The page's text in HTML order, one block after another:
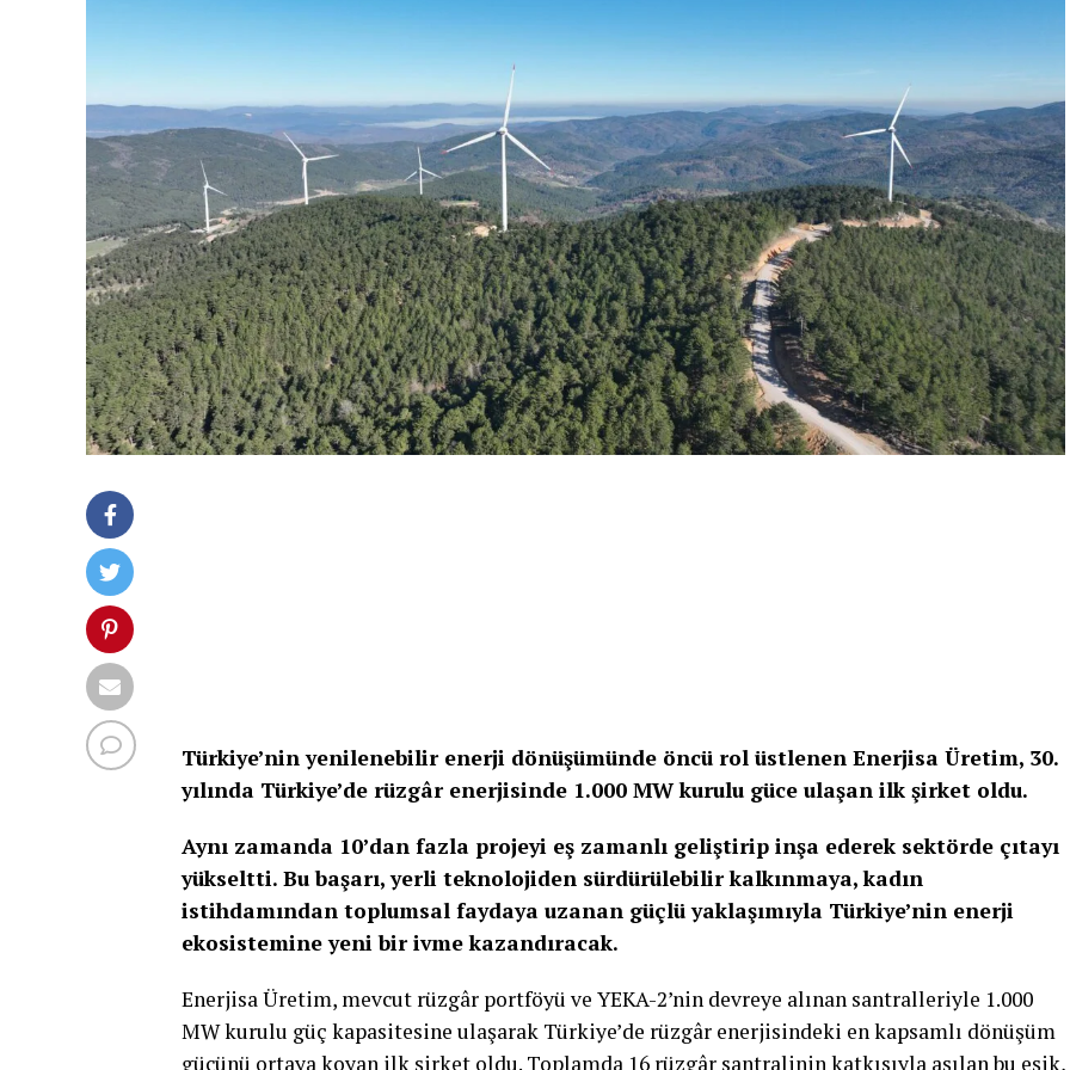
Türkiye’nin yenilenebilir enerji dönüşümünde öncü rol üstlenen Enerjisa Üretim, 30.
yılında Türkiye’de rüzgâr enerjisinde 1.000 MW kurulu güce ulaşan ilk şirket oldu.
Aynı zamanda 10’dan fazla projeyi eş zamanlı geliştirip inşa ederek sektörde çıtayı
yükseltti. Bu başarı, yerli teknolojiden sürdürülebilir kalkınmaya, kadın
istihdamından toplumsal faydaya uzanan güçlü yaklaşımıyla Türkiye’nin enerji
ekosistemine yeni bir ivme kazandıracak.
Enerjisa Üretim, mevcut rüzgâr portföyü ve YEKA-2’nin devreye alınan santralleriyle 1.000
MW kurulu güç kapasitesine ulaşarak Türkiye’de rüzgâr enerjisindeki en kapsamlı dönüşüm
gücünü ortaya koyan ilk şirket oldu. Toplamda 16 rüzgâr santralinin katkısıyla aşılan bu eşik,